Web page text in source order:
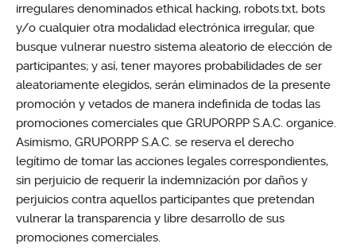
irregulares denominados ethical hacking, robots.txt, bots
y/o cualquier otra modalidad electrónica irregular, que
busque vulnerar nuestro sistema aleatorio de elección de
participantes; y así, tener mayores probabilidades de ser
aleatoriamente elegidos, serán eliminados de la presente
promoción y vetados de manera indefinida de todas las
promociones comerciales que GRUPORPP S.A.C. organice.
Asimismo, GRUPORPP S.A.C. se reserva el derecho
legítimo de tomar las acciones legales correspondientes,
sin perjuicio de requerir la indemnización por daños y
perjuicios contra aquellos participantes que pretendan
vulnerar la transparencia y libre desarrollo de sus
promociones comerciales.